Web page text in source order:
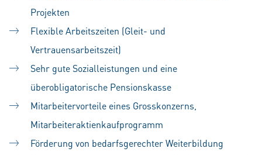
Projekten
Flexible Arbeitszeiten (Gleit- und
Vertrauensarbeitszeit)
Sehr gute Sozialleistungen und eine
überobligatorische Pensionskasse
Mitarbeitervorteile eines Grosskonzerns,
Mitarbeiteraktienkaufprogramm
Förderung von bedarfsgerechter Weiterbildung